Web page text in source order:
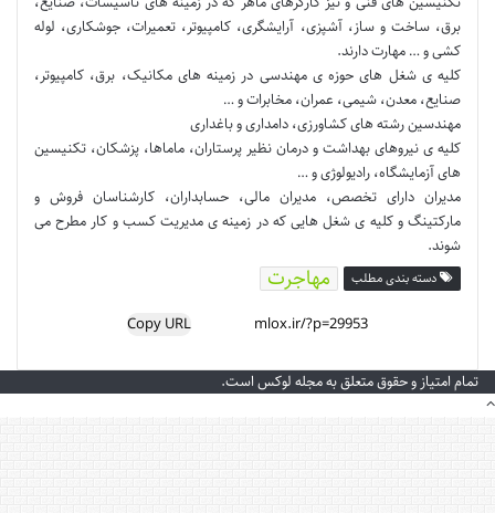
برق، ساخت و ساز، آشپزی، آرایشگری، کامپیوتر، تعمیرات، جوشکاری، لوله
کشی و … مهارت دارند.
کلیه ی شغل های حوزه ی مهندسی در زمینه های مکانیک، برق، کامپیوتر،
صنایع، معدن، شیمی، عمران، مخابرات و …
مهندسین رشته های کشاورزی، دامداری و باغداری
کلیه ی نیروهای بهداشت و درمان نظیر پرستاران، ماماها، پزشکان، تکنیسین
های آزمایشگاه، رادیولوژی و …
مدیران دارای تخصص، مدیران مالی، حسابداران، کارشناسان فروش و
مارکتینگ و کلیه ی شغل هایی که در زمینه ی مدیریت کسب و کار مطرح می
شوند.
دسته بندی مطلب مهاجرت
Copy URL
تمام امتیاز و حقوق متعلق به مجله لوکس است.